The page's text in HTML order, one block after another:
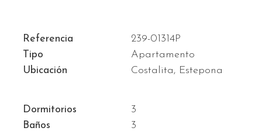
Referencia
239-01314P
Tipo
Apartamento
Ubicación
Costalita, Estepona
Dormitorios
3
Baños
3